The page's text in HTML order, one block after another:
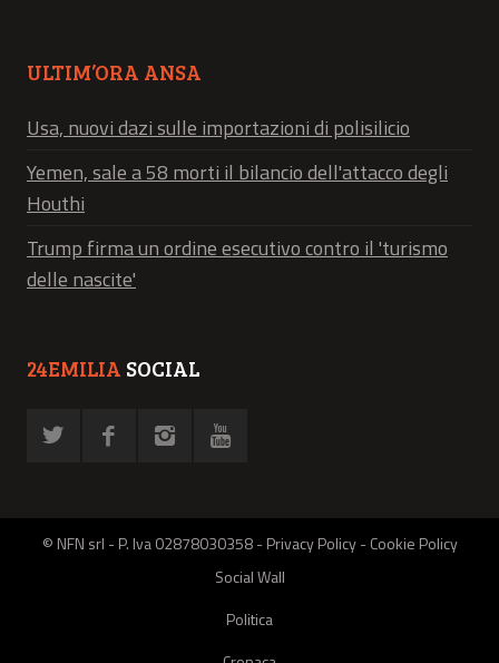
ULTIM’ORA ANSA
Usa, nuovi dazi sulle importazioni di polisilicio
Yemen, sale a 58 morti il bilancio dell'attacco degli
Houthi
Trump firma un ordine esecutivo contro il 'turismo
delle nascite'
24EMILIA SOCIAL
© NFN srl - P. Iva 02878030358 -Privacy Policy-Cookie Policy
Social Wall
Politica